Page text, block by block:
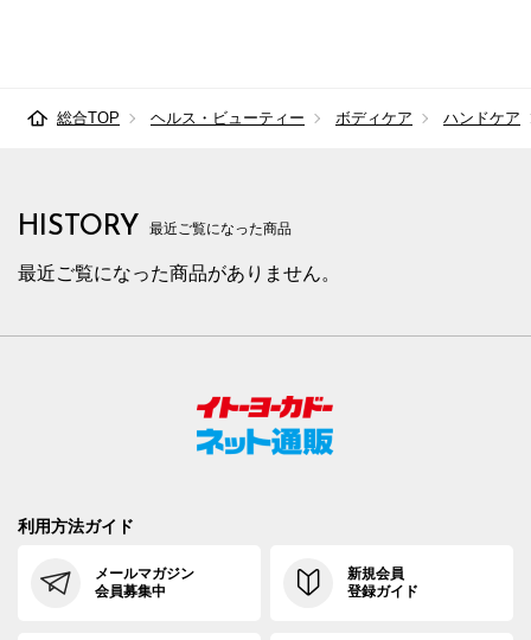
総合TOP ヘルス・ビューティー ボディケア ハンドケア
HISTORY 最近ご覧になった商品
最近ご覧になった商品がありません。
利用方法ガイド
メールマガジン
会員募集中
新規会員
登録ガイド